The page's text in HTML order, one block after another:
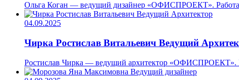
Ольга Коган — ведущий дизайнер «ОФИСПРОЕКТ».
04.09.2025
Чирка Ростислав Витальевич Ведущий
Ростислав Чирка — ведущий архитектор «ОФИСПРОЕКТ».